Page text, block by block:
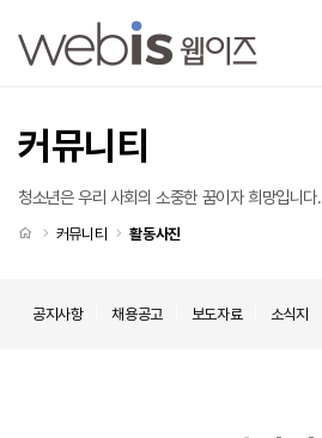
커뮤니티
청소년은 우리 사회의 소중한 꿈이자 희망입니다.
처음으로
커뮤니티 활동사진
공지사항 채용공고 보도자료 소식지